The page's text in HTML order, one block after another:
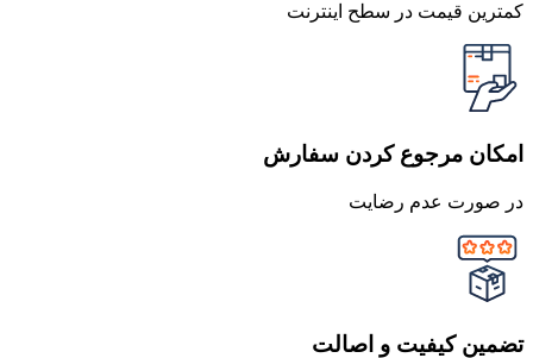
کمترین قیمت در سطح اینترنت
امکان مرجوع کردن سفارش
در صورت عدم رضایت
تضمین کیفیت و اصالت